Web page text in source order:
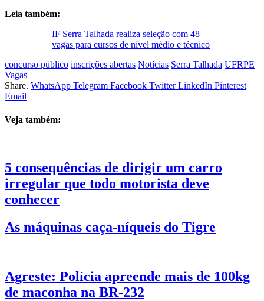
Leia também:
IF Serra Talhada realiza seleção com 48
vagas para cursos de nível médio e técnico
concurso público inscrições abertas Notícias Serra Talhada UFRPE
Vagas
Share. WhatsApp Telegram Facebook Twitter LinkedIn Pinterest
Email
Veja também:
5 consequências de dirigir um carro
irregular que todo motorista deve
conhecer
As máquinas caça-níqueis do Tigre
Agreste: Polícia apreende mais de 100kg
de maconha na BR-232